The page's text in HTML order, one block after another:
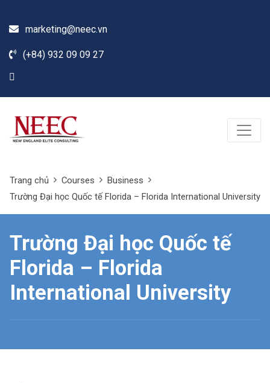
marketing@neec.vn
(+84) 932 09 09 27
Trang chủ Courses
Business
Trường Đại học Quốc tế Florida – Florida International University
Trường Đại học Quốc tế
Florida – Florida
International University